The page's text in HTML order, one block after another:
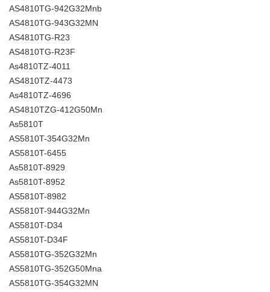
AS4810TG-942G32Mnb
AS4810TG-943G32MN
AS4810TG-R23
AS4810TG-R23F
As4810TZ-4011
AS4810TZ-4473
As4810TZ-4696
AS4810TZG-412G50Mn
As5810T
AS5810T-354G32Mn
AS5810T-6455
As5810T-8929
As5810T-8952
AS5810T-8982
AS5810T-944G32Mn
AS5810T-D34
AS5810T-D34F
AS5810TG-352G32Mn
AS5810TG-352G50Mna
AS5810TG-354G32MN